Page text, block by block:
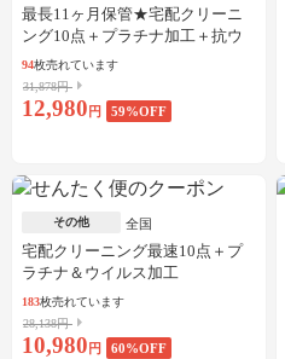
最長11ヶ月保管★宅配クリーニ
ング10点＋プラチナ加工＋抗ウ
イルス加工
94枚売れています
31,878円
12,980 円 59%OFF
その他 全国
宅配クリーニング最速10点＋プ
ラチナ＆ウイルス加工
183枚売れています
28,138円
10,980 円 60%OFF